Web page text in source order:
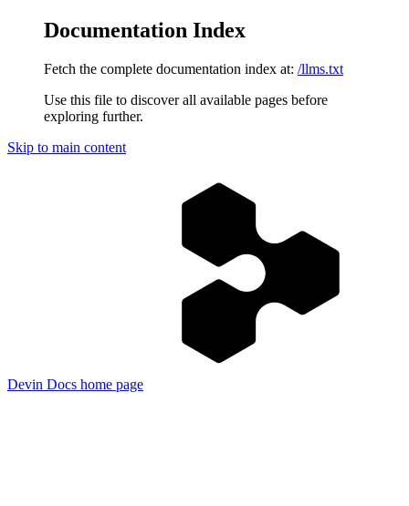
Documentation Index
Fetch the complete documentation index at: /llms.txt
Use this file to discover all available pages before
exploring further.
Skip to main content
Devin Docs home page